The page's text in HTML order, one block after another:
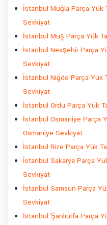
İstanbul Muğla Parça Yük
Sevkiyat
İstanbul Muş Parça Yük
İstanbul Nevşehir Parça
Sevkiyat
İstanbul Niğde Parça Yük
Sevkiyat
İstanbul Ordu Parça Yük
İstanbul Osmaniye Parça
Osmaniye Sevkiyat
İstanbul Rize Parça Yük
İstanbul Sakarya Parça
Sevkiyat
İstanbul Samsun Parça
Sevkiyat
İstanbul Şanlıurfa Parça